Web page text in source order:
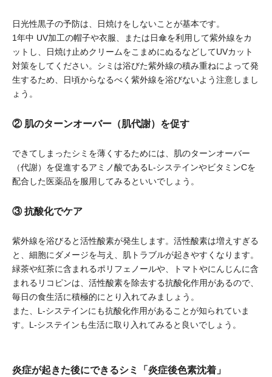
日光性黒子の予防は、日焼けをしないことが基本です。
1年中 UV加工の帽子や衣服、または日傘を利用して紫外線をカ
ットし、日焼け止めクリームをこまめにぬるなどしてUVカット
対策をしてください。シミは浴びた紫外線の積み重ねによって発
生するため、日頃からなるべく紫外線を浴びないよう注意しまし
ょう。
② 肌のターンオーバー（肌代謝）を促す
できてしまったシミを薄くするためには、肌のターンオーバー
（代謝）を促進するアミノ酸であるL-システインやビタミンCを
配合した医薬品を服用してみるといいでしょう。
③ 抗酸化でケア
紫外線を浴びると活性酸素が発生します。活性酸素は増えすぎる
と、細胞にダメージを与え、肌トラブルが起きやすくなります。
緑茶や紅茶に含まれるポリフェノールや、トマトやにんじんに含
まれるリコピンは、活性酸素を除去する抗酸化作用があるので、
毎日の食生活に積極的にとり入れてみましょう。
また、L-システインにも抗酸化作用があることが知られていま
す。L-システインも生活に取り入れてみると良いでしょう。
炎症が起きた後にできるシミ「炎症後色素沈着」